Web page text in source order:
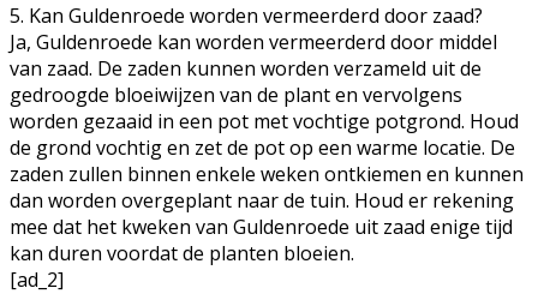
5. Kan Guldenroede worden vermeerderd door zaad?
Ja, Guldenroede kan worden vermeerderd door middel
van zaad. De zaden kunnen worden verzameld uit de
gedroogde bloeiwijzen van de plant en vervolgens
worden gezaaid in een pot met vochtige potgrond. Houd
de grond vochtig en zet de pot op een warme locatie. De
zaden zullen binnen enkele weken ontkiemen en kunnen
dan worden overgeplant naar de tuin. Houd er rekening
mee dat het kweken van Guldenroede uit zaad enige tijd
kan duren voordat de planten bloeien.
[ad_2]